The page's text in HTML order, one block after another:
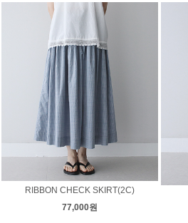
RIBBON CHECK SKIRT(2C)
77,000원